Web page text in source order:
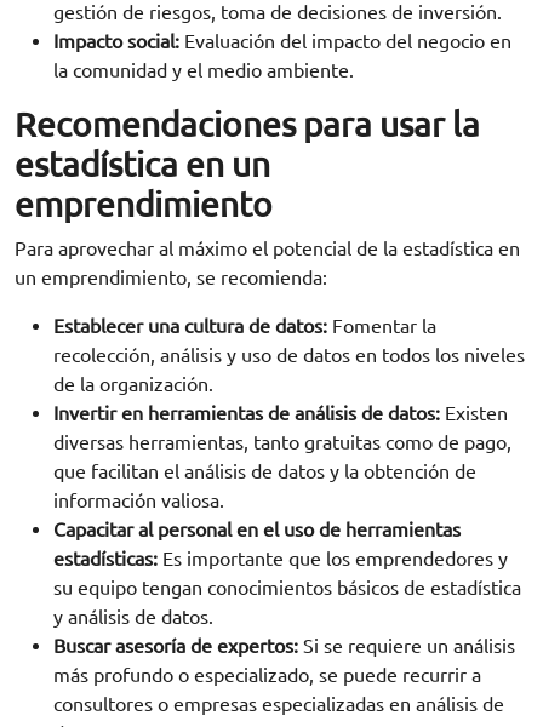
gestión de riesgos, toma de decisiones de inversión.
Impacto social: Evaluación del impacto del negocio en
la comunidad y el medio ambiente.
Recomendaciones para usar la
estadística en un
emprendimiento
Para aprovechar al máximo el potencial de la estadística en
un emprendimiento, se recomienda:
Establecer una cultura de datos: Fomentar la
recolección, análisis y uso de datos en todos los niveles
de la organización.
Invertir en herramientas de análisis de datos: Existen
diversas herramientas, tanto gratuitas como de pago,
que facilitan el análisis de datos y la obtención de
información valiosa.
Capacitar al personal en el uso de herramientas
estadísticas: Es importante que los emprendedores y
su equipo tengan conocimientos básicos de estadística
y análisis de datos.
Buscar asesoría de expertos: Si se requiere un análisis
más profundo o especializado, se puede recurrir a
consultores o empresas especializadas en análisis de